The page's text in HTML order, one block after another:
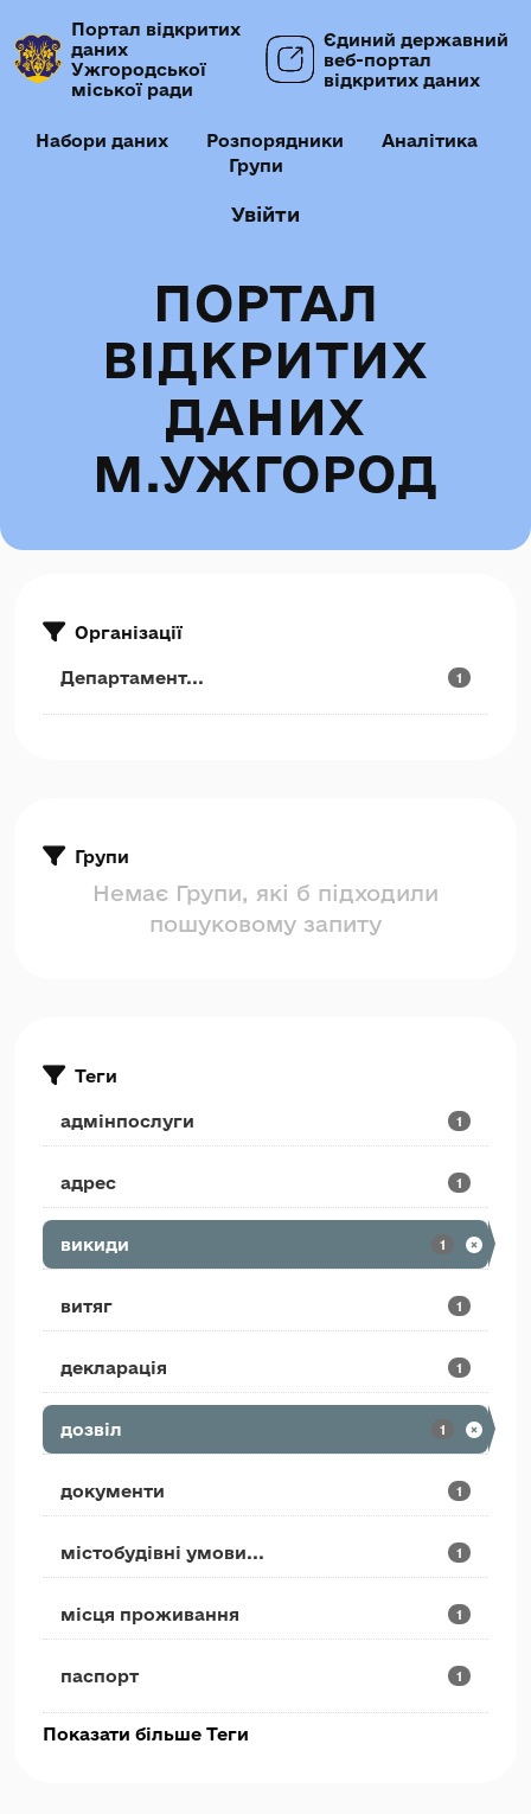
Портал відкритих
даних
Ужгородської
міської ради
Єдиний державний
веб-портал
відкритих даних
Набори даних Розпорядники
Аналітика
Групи
Увійти
ПОРТАЛ
ВІДКРИТИХ
ДАНИХ
М.УЖГОРОД
Організації
Департамент... 1
Групи
Немає Групи, які б підходили
пошуковому запиту
Теги
адмінпослуги 1
адрес 1
викиди 1
витяг 1
декларація 1
дозвіл 1
документи 1
містобудівні умови... 1
місця проживання 1
паспорт 1
Показати більше Теги